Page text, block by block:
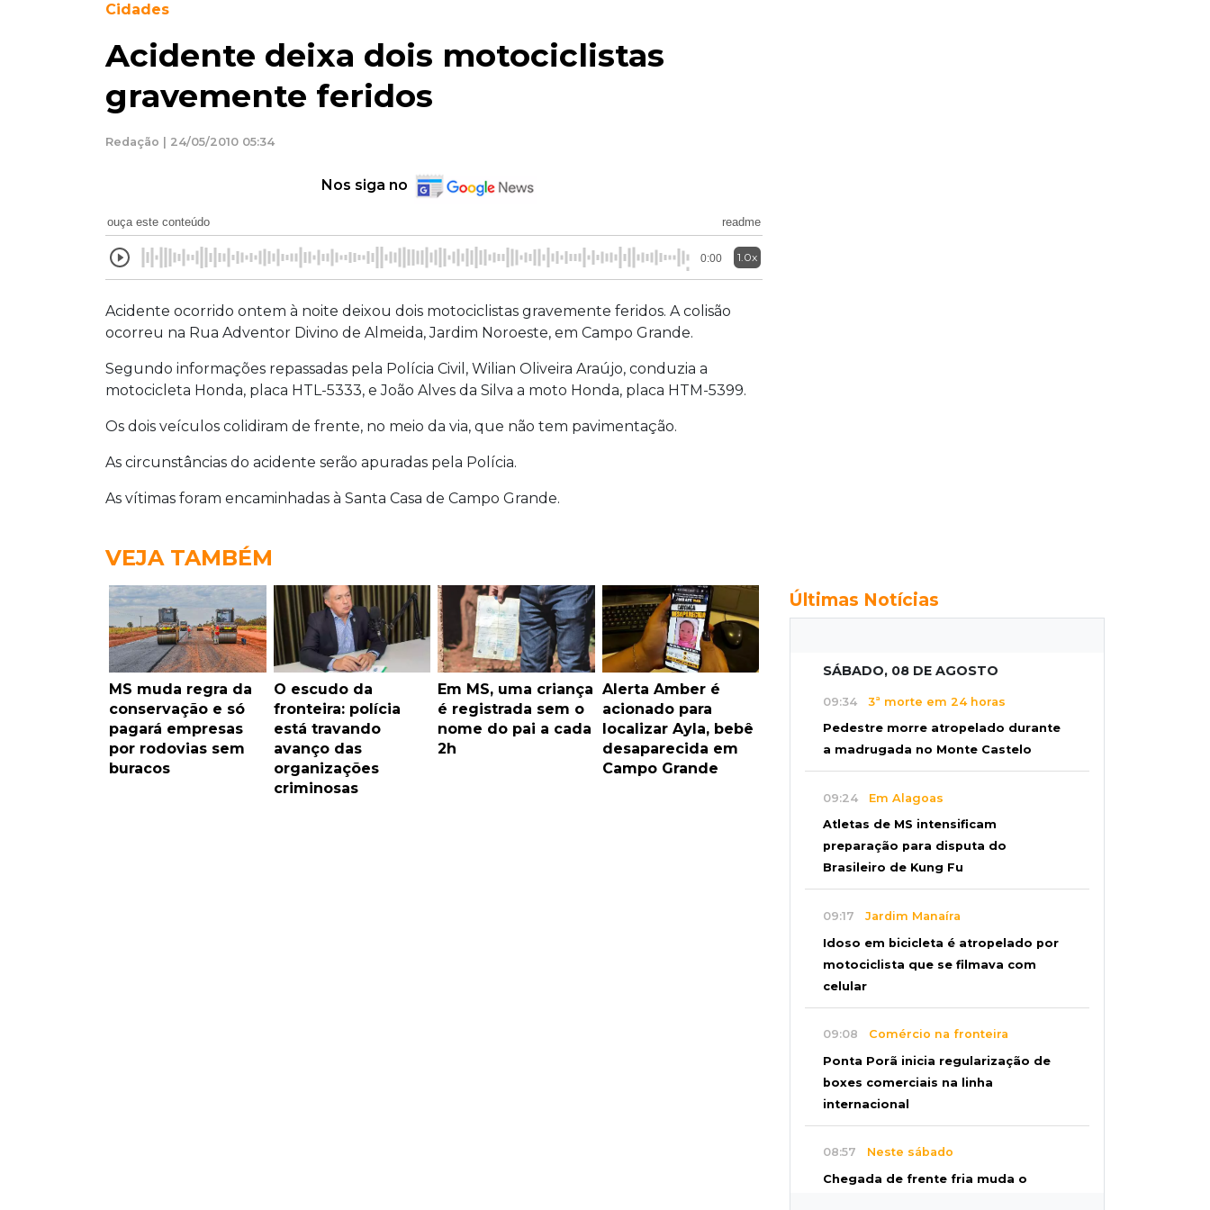
Cidades
Acidente deixa dois motociclistas
gravemente feridos
Redação | 24/05/2010 05:34
Nos siga no
ouça este conteúdo readme
0:00 1.0x
Acidente ocorrido ontem à noite deixou dois motociclistas gravemente feridos. A colisão
ocorreu na Rua Adventor Divino de Almeida, Jardim Noroeste, em Campo Grande.
Segundo informações repassadas pela Polícia Civil, Wilian Oliveira Araújo, conduzia a
motocicleta Honda, placa HTL-5333, e João Alves da Silva a moto Honda, placa HTM-5399.
Os dois veículos colidiram de frente, no meio da via, que não tem pavimentação.
As circunstâncias do acidente serão apuradas pela Polícia.
As vítimas foram encaminhadas à Santa Casa de Campo Grande.
VEJA TAMBÉM
MS muda regra da
conservação e só
pagará empresas
por rodovias sem
buracos
O escudo da
fronteira: polícia
está travando
avanço das
organizações
criminosas
Em MS, uma criança
é registrada sem o
nome do pai a cada
2h
Alerta Amber é
acionado para
localizar Ayla, bebê
desaparecida em
Campo Grande
Últimas Notícias
SÁBADO, 08 DE AGOSTO
09:34 3ª morte em 24 horas
Pedestre morre atropelado durante
a madrugada no Monte Castelo
09:24 Em Alagoas
Atletas de MS intensificam
preparação para disputa do
Brasileiro de Kung Fu
09:17 Jardim Manaíra
Idoso em bicicleta é atropelado por
motociclista que se filmava com
celular
09:08 Comércio na fronteira
Ponta Porã inicia regularização de
boxes comerciais na linha
internacional
08:57 Neste sábado
Chegada de frente fria muda o